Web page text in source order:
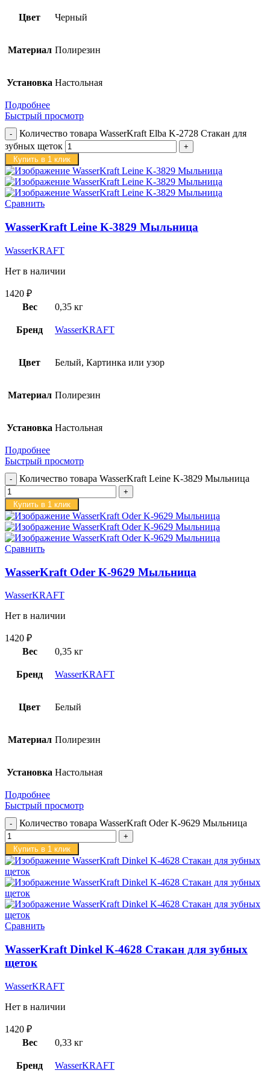
Цвет Черный
Материал Полирезин
Установка Настольная
Подробнее
Быстрый просмотр
Количество товара WasserKraft Elba K-2728 Стакан для
зубных щеток
Купить в 1 клик
Сравнить
WasserKraft Leine K-3829 Мыльница
WasserKRAFT
Нет в наличии
1420 ₽
Вес
0,35 кг
Бренд WasserKRAFT
Цвет Белый, Картинка или узор
Материал Полирезин
Установка Настольная
Подробнее
Быстрый просмотр
Количество товара WasserKraft Leine K-3829 Мыльница
Купить в 1 клик
Сравнить
WasserKraft Oder K-9629 Мыльница
WasserKRAFT
Нет в наличии
1420 ₽
Вес
0,35 кг
Бренд WasserKRAFT
Цвет Белый
Материал Полирезин
Установка Настольная
Подробнее
Быстрый просмотр
Количество товара WasserKraft Oder K-9629 Мыльница
Купить в 1 клик
Сравнить
WasserKraft Dinkel K-4628 Стакан для зубных
щеток
WasserKRAFT
Нет в наличии
1420 ₽
Вес
0,33 кг
Бренд WasserKRAFT